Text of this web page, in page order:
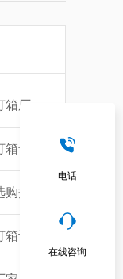
电话
在线咨询